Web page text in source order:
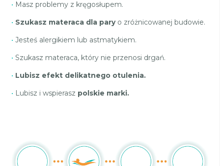
• Masz problemy z kręgosłupem.
• Szukasz materaca dla pary o zróżnicowanej budowie.
• Jesteś alergikiem lub astmatykiem.
• Szukasz materaca, który nie przenosi drgań.
• Lubisz efekt delikatnego otulenia.
• Lubisz i wspierasz polskie marki.